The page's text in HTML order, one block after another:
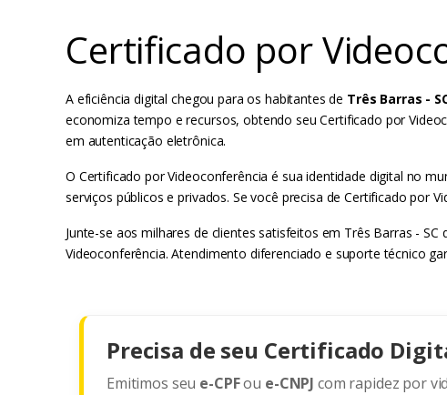
Certificado por
A eficiência digital chegou para os habitantes de Três Barras -
economiza tempo e recursos, obtendo seu Certificado por
em autenticação eletrônica.
O Certificado por Videoconferência é sua identidade digital no
serviços públicos e privados. Se você precisa de Certificado por
Junte-se aos milhares de clientes satisfeitos em Três Barras -
Videoconferência. Atendimento diferenciado e suporte técnico
Precisa de seu Certificado
Emitimos seu e-CPFou e-CNPJ com rapidez por